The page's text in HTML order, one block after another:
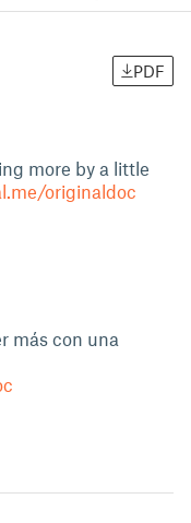
PDF
more by a little
originaldoc
más con una